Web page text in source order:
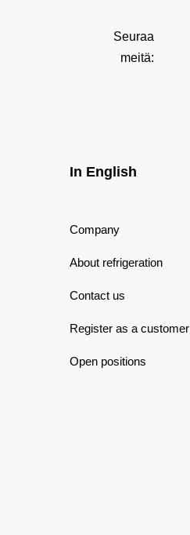
Seuraa
meitä:
In English
Company
About refrigeration
Contact us
Register as a customer
Open positions